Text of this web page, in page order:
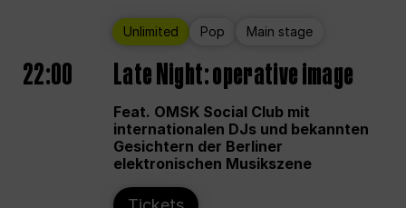
Unlimited Pop Main stage
22:00 Late Night: operative image
Feat. OMSK Social Club mit
internationalen DJs und bekannten
Gesichtern der Berliner
elektronischen Musikszene